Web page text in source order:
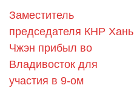
Заместитель
председателя КНР Хань
Чжэн прибыл во
Владивосток для
участия в 9-ом